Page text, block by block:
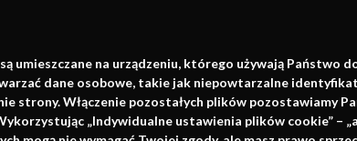
na urządzeniu, którego używają Państwo
dane osobowe, takie jak niepowtarzalne
strony. Włączenie pozostałych plików pozostawiamy
„Indywidualne ustawienia plików cookie” –